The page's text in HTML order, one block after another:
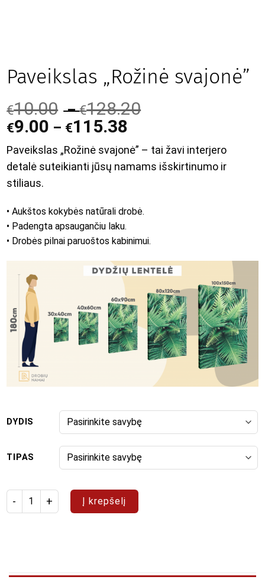
Paveikslas „Rožinė svajonė”
€10.00 –€128.20
€9.00 – €115.38
Paveikslas „Rožinė svajonė” – tai žavi interjero
detalė suteikianti jūsų namams išskirtinumo ir
stiliaus.
• Aukštos kokybės natūrali drobė.
• Padengta apsaugančiu laku.
• Drobės pilnai paruoštos kabinimui.
DYDIS
TIPAS
produkto kiekis: Paveikslas "Rožinė svajonė"
Į krepšelį